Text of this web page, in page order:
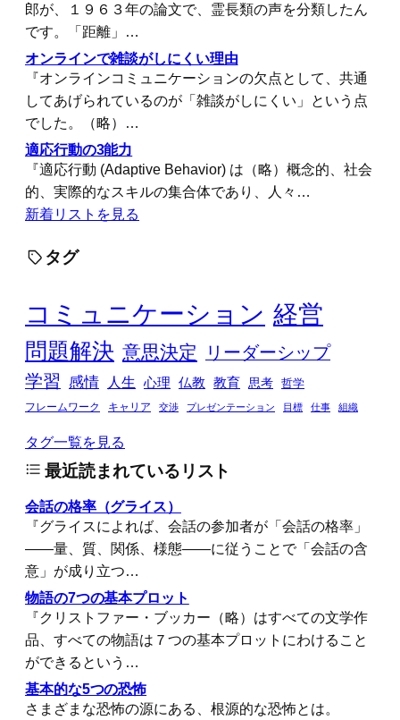
郎が、１９６３年の論文で、霊長類の声を分類したん
です。「距離」…
オンラインで雑談がしにくい理由
『オンラインコミュニケーションの欠点として、共通
してあげられているのが「雑談がしにくい」という点
でした。（略）…
適応行動の3能力
『適応行動 (Adaptive Behavior) は（略）概念的、社会
的、実際的なスキルの集合体であり、人々…
新着リストを見る
タグ
コミュニケーション 経営
問題解決 意思決定
リーダーシップ
学習
感情 人生 心理 仏教 教育 思考
哲学
フレームワーク
キャリア 交渉 プレゼンテーション 目標 仕事 組織
タグ一覧を見る
最近読まれているリスト
会話の格率（グライス）
『グライスによれば、会話の参加者が「会話の格率」
――量、質、関係、様態――に従うことで「会話の含
意」が成り立つ…
物語の7つの基本プロット
『クリストファー・ブッカー（略）はすべての文学作
品、すべての物語は７つの基本プロットにわけること
ができるという…
基本的な5つの恐怖
さまざまな恐怖の源にある、根源的な恐怖とは。